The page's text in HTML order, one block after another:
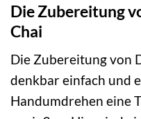
Die Zubereitung
Chai
Die Zubereitung von
denkbar einfach und
Handumdrehen eine